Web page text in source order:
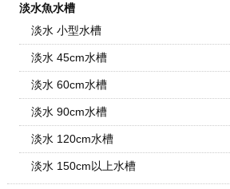
淡水魚水槽
淡水 小型水槽
淡水 45cm水槽
淡水 60cm水槽
淡水 90cm水槽
淡水 120cm水槽
淡水 150cm以上水槽